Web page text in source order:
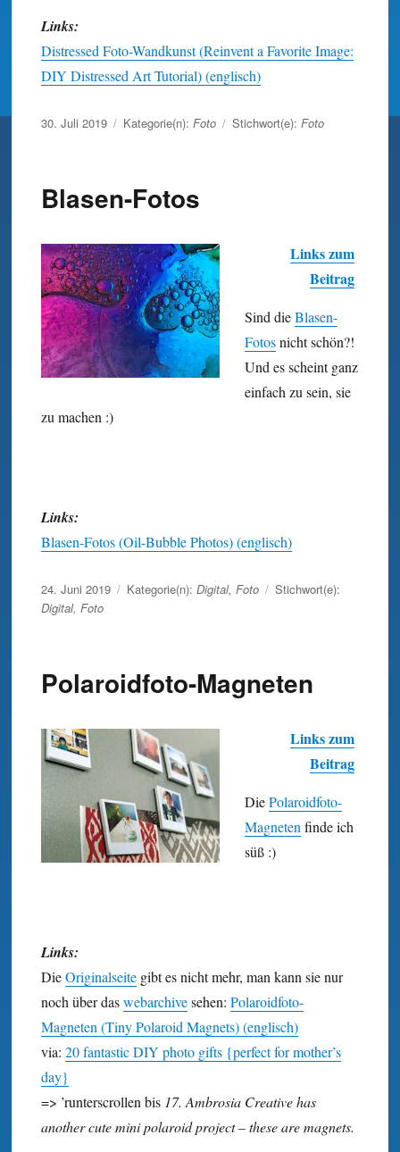
Links:
Distressed Foto-Wandkunst (Reinvent a Favorite Image:
DIY Distressed Art Tutorial) (englisch)
Veröffentlicht
30. Juli 2019 Kategorie(n): Foto Stichwort(e): Foto
Blasen-Fotos
Links zum
Beitrag
Sind dieBlasen-
Fotosnicht schön?!
Und es scheint ganz
einfach zu sein, sie
zu machen :)
Links:
Blasen-Fotos (Oil-Bubble Photos) (englisch)
Veröffentlicht
am
24. Juni 2019 Kategorie(n): Digital, Foto
Stichwort(e):
Digital, Foto
Polaroidfoto-Magneten
Links zum
Beitrag
DiePolaroid­foto-
Magnetenfinde ich
süß :)
Links:
DieOriginalseitegibt es nicht mehr, man kann sie nur
noch über daswebarchivesehen: Polaroidfoto-
Magneten (Tiny Polaroid Magnets) (englisch)
via: 20 fantastic DIY photo gifts {perfect for mother’s
day}
=> ’runterscrollen bis 17. Ambrosia Creative has
another cute mini polaroid project – these are magnets.